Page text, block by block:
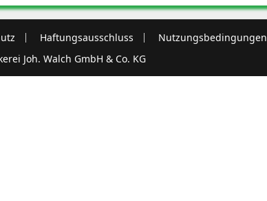
Haftungsausschluss Nutzungsbedingungen
Joh. Walch GmbH & Co. KG